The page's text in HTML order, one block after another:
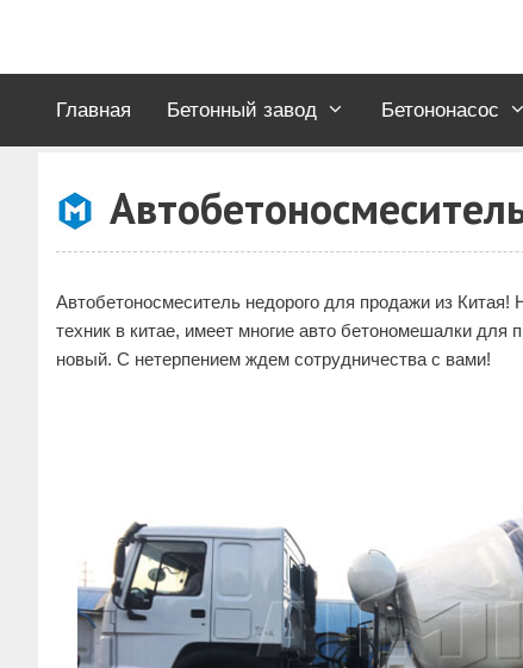
Главная Бетонный завод Бетононасос
Автобетоносмеситель недорого для продажи из
техник в китае, имеет многие авто бетономешалки
новый. С нетерпением ждем сотрудничества с вами!